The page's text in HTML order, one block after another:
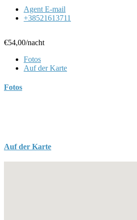
Agent E-mail
+38521613711
€54,00/nacht
Fotos
Auf der Karte
Fotos
Auf der Karte